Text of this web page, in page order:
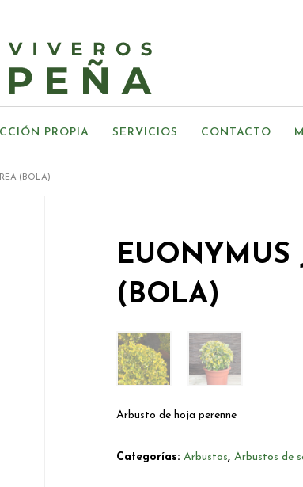
PROPIA SERVICIOS CONTACTO
(BOLA)
EUONYMUS
(BOLA)
Arbusto de hoja perenne
Categorías: Arbustos, Arbustos de